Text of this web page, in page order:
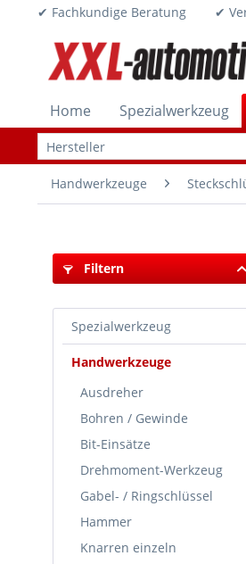
✔ Fachkundige Beratung ✔
Home Spezialwerkzeug
Handwerkzeuge
Filtern
Spezialwerkzeug
Handwerkzeuge
Ausdreher
Bohren / Gewinde
Bit-Einsätze
Drehmoment-Werkzeug
Gabel- / Ringschlüssel
Hammer
Knarren einzeln